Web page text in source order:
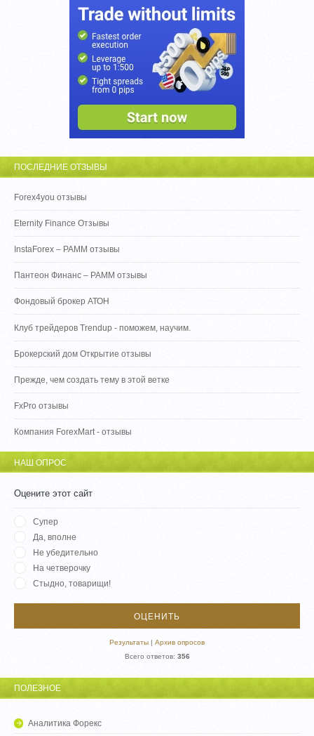
ПОСЛЕДНИЕ ОТЗЫВЫ
Forex4you отзывы
Eternity Finance Отзывы
InstaForex – PAMM отзывы
Пантеон Финанс – PAMM отзывы
Фондовый брокер АТОН
Клуб трейдеров Trendup - поможем, научим.
Брокерский дом Открытие отзывы
Прежде, чем создать тему в этой ветке
FxPro отзывы
Компания ForexMart - отзывы
НАШ ОПРОС
Оцените этот сайт
Супер
Да, вполне
Не убедительно
На четверочку
Стыдно, товарищи!
Результаты | Архив опросов
Всего ответов: 356
ПОЛЕЗНОЕ
Аналитика Форекс